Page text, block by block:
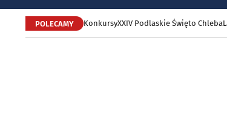
POLECAMY KonkursyXXIV Podlaskie Święto Chleba